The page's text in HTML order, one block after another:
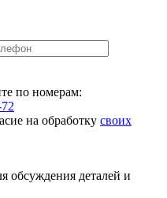
по номерам:
на обработку своих
обсуждения деталей и